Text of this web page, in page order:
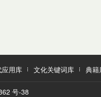
用库 文化关键词库
典籍
号-38